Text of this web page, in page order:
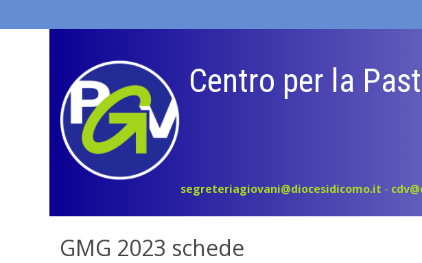
Centro per la
segreteriagiovani@diocesidicomo.it -
GMG 2023 schede